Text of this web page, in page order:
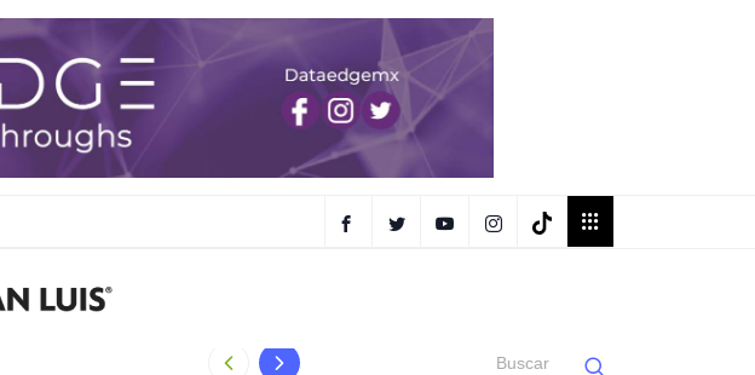
Remmy Valenzuela inaugura el Palenque de la FENAPO